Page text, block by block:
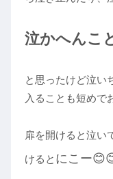
泣かへんこ
と思ったけど泣い
入ることも短めで
扉を開けると泣い
けると にこー